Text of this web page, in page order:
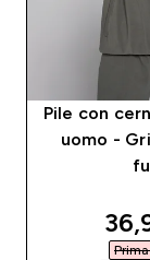
Pile con
uomo -